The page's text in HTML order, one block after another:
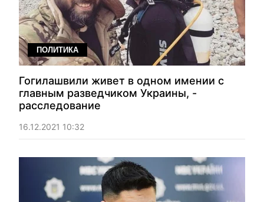
ПОЛИТИКА
Гогилашвили живет в одном имении с
главным разведчиком Украины, -
расследование
16.12.2021 10:32